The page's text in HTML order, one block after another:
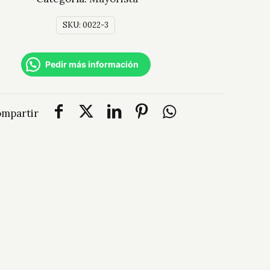
SKU: 0022-3
Pedir más información